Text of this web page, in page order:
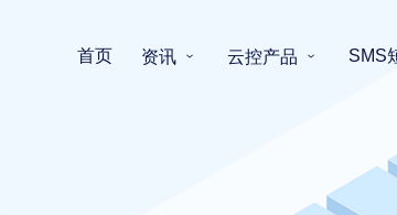
首页 资讯 云控产品 SMS